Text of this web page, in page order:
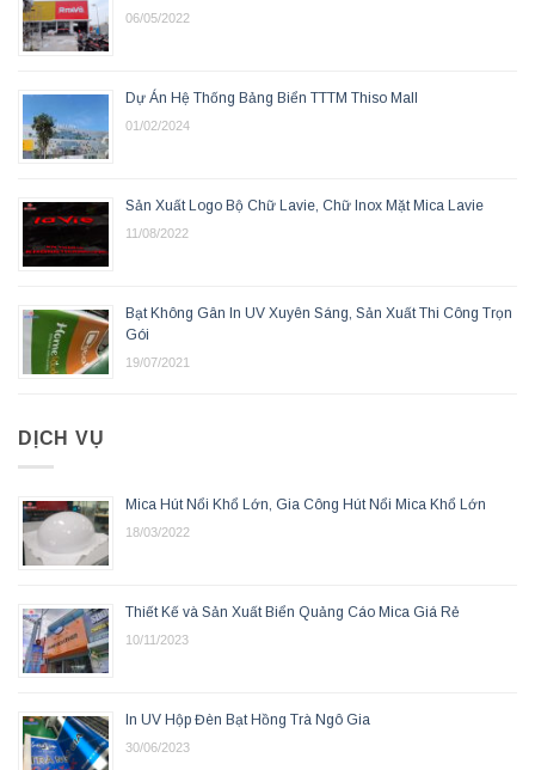
06/05/2022
Dự Án Hệ Thống Bảng Biển TTTM Thiso Mall
01/02/2024
Sản Xuất Logo Bộ Chữ Lavie, Chữ Inox Mặt Mica Lavie
11/08/2022
Bạt Không Gân In UV Xuyên Sáng, Sản Xuất Thi Công Trọn
Gói
19/07/2021
DỊCH VỤ
Mica Hút Nổi Khổ Lớn, Gia Công Hút Nổi Mica Khổ Lớn
18/03/2022
Thiết Kế và Sản Xuất Biển Quảng Cáo Mica Giá Rẻ
10/11/2023
In UV Hộp Đèn Bạt Hồng Trà Ngô Gia
30/06/2023